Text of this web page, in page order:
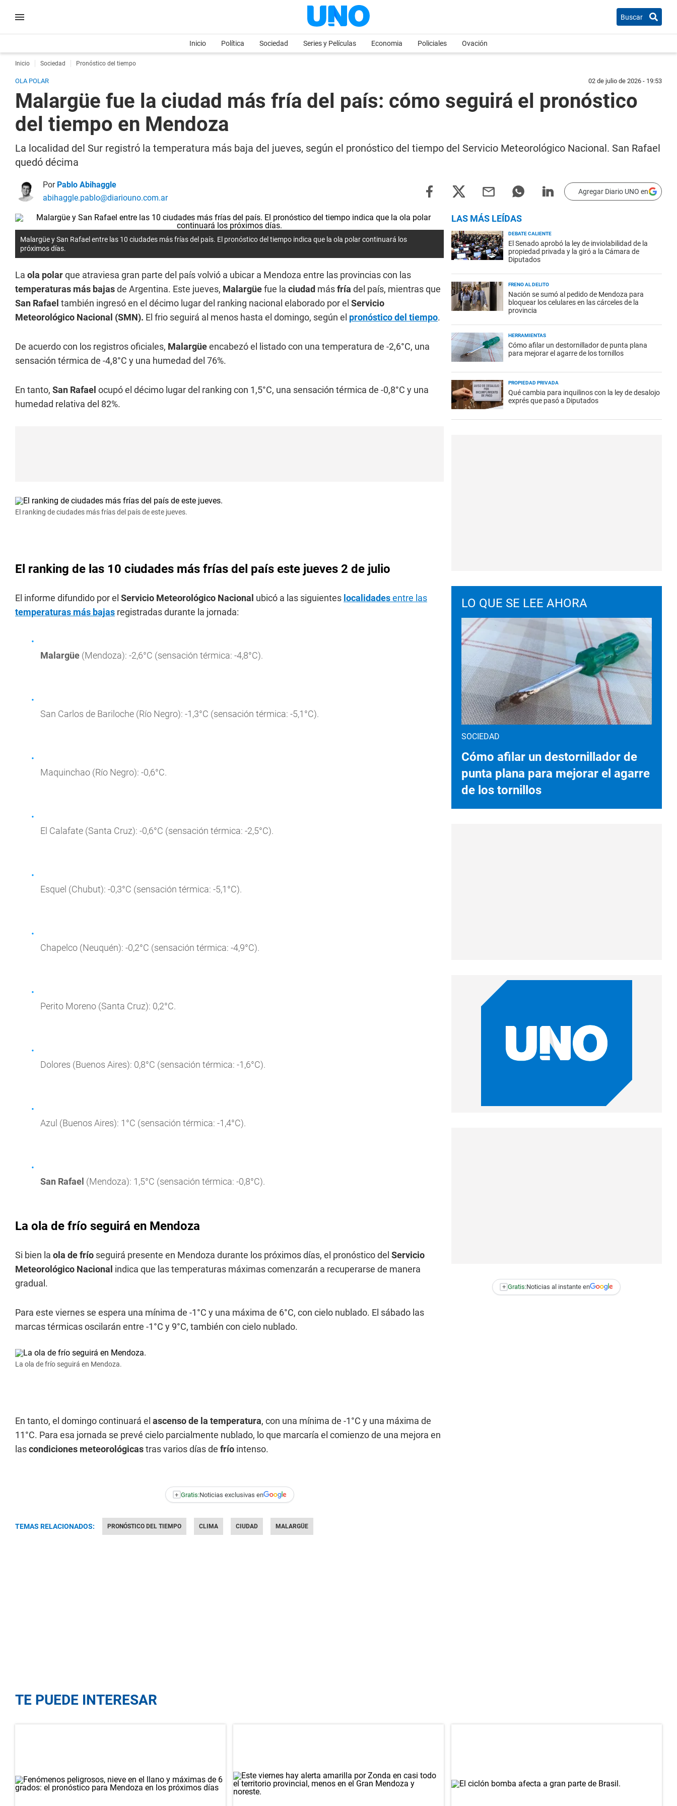
Buscar
Inicio Política Sociedad Series y Películas Economia Policiales Ovación
Inicio Sociedad Pronóstico del tiempo
OLA POLAR 02 de julio de 2026 - 19:53
Malargüe fue la ciudad más fría del país: cómo seguirá el pronóstico
del tiempo en Mendoza
La localidad del Sur registró la temperatura más baja del jueves, según el pronóstico del tiempo del Servicio Meteorológico Nacional. San Rafael
quedó décima
Por Pablo Abihaggle
abihaggle.pablo@diariouno.com.ar
Agregar Diario UNO en
Malargüe y San Rafael entre las 10 ciudades más frías del país. El pronóstico del tiempo indica que la ola polar continuará los
próximos días.
La ola polarque atraviesa gran parte del país volvió a ubicar a Mendoza entre las provincias con las
temperaturas más bajasde Argentina. Este jueves, Malargüefue la ciudad másfría del país, mientras que
San Rafael también ingresó en el décimo lugar del ranking nacional elaborado por el Servicio
Meteorológico Nacional (SMN). El frio seguirá al menos hasta el domingo, según el pronóstico del tiempo.
De acuerdo con los registros oficiales, Malargüeencabezó el listado con una temperatura de -2,6°C, una
sensación térmica de -4,8°C y una humedad del 76%.
En tanto, San Rafael ocupó el décimo lugar del ranking con 1,5°C, una sensación térmica de -0,8°C y una
humedad relativa del 82%.
El ranking de ciudades más frías del país de este jueves.
El ranking de las 10 ciudades más frías del país este jueves 2 de julio
El informe difundido por el Servicio Meteorológico Nacional ubicó a las siguientes localidadesentre las
temperaturas más bajas registradas durante la jornada:
Malargüe (Mendoza): -2,6°C (sensación térmica: -4,8°C).
San Carlos de Bariloche (Río Negro): -1,3°C (sensación térmica: -5,1°C).
Maquinchao (Río Negro): -0,6°C.
El Calafate (Santa Cruz): -0,6°C (sensación térmica: -2,5°C).
Esquel (Chubut): -0,3°C (sensación térmica: -5,1°C).
Chapelco (Neuquén): -0,2°C (sensación térmica: -4,9°C).
Perito Moreno (Santa Cruz): 0,2°C.
Dolores (Buenos Aires): 0,8°C (sensación térmica: -1,6°C).
Azul (Buenos Aires): 1°C (sensación térmica: -1,4°C).
San Rafael (Mendoza): 1,5°C (sensación térmica: -0,8°C).
La ola de frío seguirá en Mendoza
Si bien la ola de frío seguirá presente en Mendoza durante los próximos días, el pronóstico del Servicio
Meteorológico Nacional indica que las temperaturas máximas comenzarán a recuperarse de manera
gradual.
Para este viernes se espera una mínima de -1°C y una máxima de 6°C, con cielo nublado. El sábado las
marcas térmicas oscilarán entre -1°C y 9°C, también con cielo nublado.
La ola de frío seguirá en Mendoza.
En tanto, el domingo continuará el ascenso de la temperatura, con una mínima de -1°C y una máxima de
11°C. Para esa jornada se prevé cielo parcialmente nublado, lo que marcaría el comienzo de una mejora en
lascondiciones meteorológicastras varios días de frío intenso.
+ Gratis:Noticias exclusivas en
TEMAS RELACIONADOS: PRONÓSTICO DEL TIEMPO CLIMA CIUDAD MALARGÜE
LAS MÁS LEÍDAS
DEBATE CALIENTE
El Senado aprobó la ley de inviolabilidad de la
propiedad privada y la giró a la Cámara de
Diputados
FRENO AL DELITO
Nación se sumó al pedido de Mendoza para
bloquear los celulares en las cárceles de la
provincia
HERRAMIENTAS
Cómo afilar un destornillador de punta plana
para mejorar el agarre de los tornillos
PROPIEDAD PRIVADA
Qué cambia para inquilinos con la ley de desalojo
exprés que pasó a Diputados
LO QUE SE LEE AHORA
SOCIEDAD
Cómo afilar un destornillador de
punta plana para mejorar el agarre
de los tornillos
+ Gratis:Noticias al instante en
TE PUEDE INTERESAR